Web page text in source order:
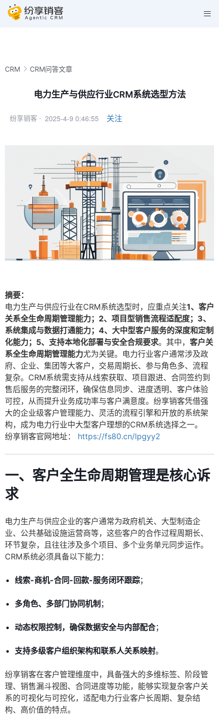
CRM CRM问答文章
电力生产与供应行业CRM系统选型方法
纷享销客 · 2025-4-9 0:46:55 关注
摘要：
电力生产与供应行业在CRM系统选型时，应重点关注1、客户
关系全生命周期管理能力；2、项目型销售流程适配度；3、
系统集成与数据打通能力；4、大中型客户服务的深度和定制
化能力；5、支持本地化部署与安全合规要求。其中， 客户关
系全生命周期管理能力尤为关键。电力行业客户通常涉及政
府、企业、集团等大客户，交易周期长、参与角色多、流程
复杂。CRM系统需支持从线索获取、项目跟进、合同签约到
售后服务的完整闭环，确保信息同步、进度透明、客户体验
可控，从而提升业务成功率与客户满意度。纷享销客凭借强
大的企业级客户管理能力、灵活的流程引擎和开放的系统架
构，成为电力行业中大型客户理想的CRM系统选择之一。
纷享销客官网地址：
https://fs80.cn/lpgyy2
一、客户全生命周期管理是核心诉
求
电力生产与供应企业的客户通常为政府机关、大型制造企
业、公共基础设施运营商等，这些客户的合作过程周期长、
环节复杂，且往往涉及多个项目、多个业务单元同步运作。
CRM系统必须具备以下能力：
线索-商机-合同-回款-服务闭环跟踪；
多角色、多部门协同机制 ；
动态权限控制，确保数据安全与内部配合；
支持多级客户组织架构和联系人关系映射。
纷享销客在客户管理维度中，具备强大的多维标签、阶段管
理、销售漏斗视图、合同进度等功能，能够实现复杂客户关
系的可视化与可控化，适配电力行业客户长周期、复杂结
构、高价值的特点。